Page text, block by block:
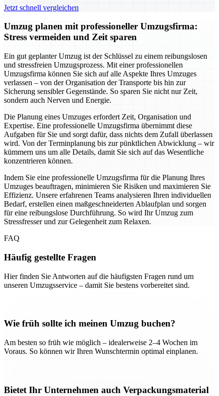
Jetzt schnell vergleichen
Umzug planen mit professioneller Umzugsfirma:
Stress vermeiden und Zeit sparen
Ein gut geplanter Umzug ist der Schlüssel zu einem reibungslosen
und stressfreien Umzugsprozess. Mit einer professionellen
Umzugsfirma können Sie sich auf alle Aspekte Ihres Umzuges
verlassen – von der Organisation der Transporte bis hin zur
Sicherung sensibler Gegenstände. So sparen Sie nicht nur Zeit,
sondern auch Nerven und Energie.
Die Planung eines Umzuges erfordert Zeit, Organisation und
Expertise. Eine professionelle Umzugsfirma übernimmt diese
Aufgaben für Sie und sorgt dafür, dass nichts dem Zufall überlassen
wird. Von der Terminplanung bis zur pünktlichen Abwicklung – wir
kümmern uns um alle Details, damit Sie sich auf das Wesentliche
konzentrieren können.
Indem Sie eine professionelle Umzugsfirma für die Planung Ihres
Umzuges beauftragen, minimieren Sie Risiken und maximieren Sie
Effizienz. Unsere erfahrenen Teams analysieren Ihren individuellen
Bedarf, erstellen einen maßgeschneiderten Ablaufplan und sorgen
für eine reibungslose Durchführung. So wird Ihr Umzug zum
Stressfresser und zur Gelegenheit zum Relaxen.
FAQ
Häufig gestellte Fragen
Hier finden Sie Antworten auf die häufigsten Fragen rund um
unseren Umzugsservice – damit Sie bestens vorbereitet sind.
Wie früh sollte ich meinen Umzug buchen?
Am besten so früh wie möglich – idealerweise 2–4 Wochen im
Voraus. So können wir Ihren Wunschtermin optimal einplanen.
Bietet Ihr Unternehmen auch Verpackungsmaterial